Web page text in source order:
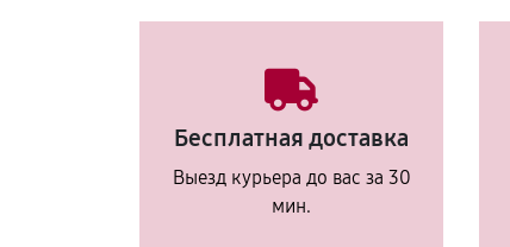
Бесплатная доставка
Выезд курьера до вас за 30
мин.